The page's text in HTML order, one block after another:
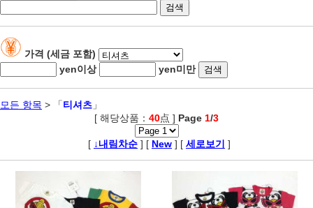
가격 (세금 포함)
yen이상
yen미만
모든 항목 > 「티셔츠 」
[ 해당상품： 40点 ] Page 1/3
[ ↓내림차순 ] [ New ] [ 세로보기 ]